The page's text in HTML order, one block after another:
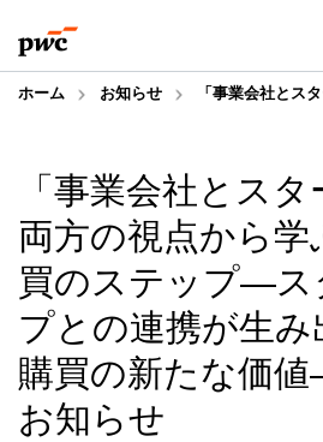
to
content
to
footer
ホーム お知らせ 「事業会社とス
「事業会社とス
両方の視点から学
買のステップ―ス
プとの連携が生み
購買の新たな価
お知らせ